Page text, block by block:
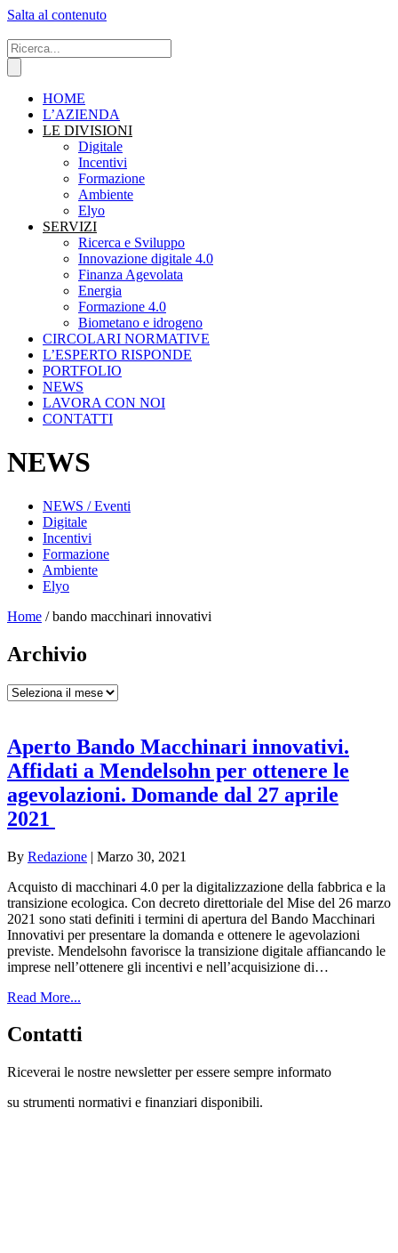
Salta al contenuto
HOME
L’AZIENDA
LE DIVISIONI
Digitale
Incentivi
Formazione
Ambiente
Elyo
SERVIZI
Ricerca e Sviluppo
Innovazione digitale 4.0
Finanza Agevolata
Energia
Formazione 4.0
Biometano e idrogeno
CIRCOLARI NORMATIVE
L’ESPERTO RISPONDE
PORTFOLIO
NEWS
LAVORA CON NOI
CONTATTI
NEWS
NEWS / Eventi
Digitale
Incentivi
Formazione
Ambiente
Elyo
Home /bando macchinari innovativi
Archivio
Archivio
Aperto Bando Macchinari innovativi.
Affidati a Mendelsohn per ottenere le
agevolazioni. Domande dal 27 aprile
2021
By Redazione | Marzo 30, 2021
Acquisto di macchinari 4.0 per la digitalizzazione della fabbrica e la
transizione ecologica. Con decreto direttoriale del Mise del 26 marzo
2021 sono stati definiti i termini di apertura del Bando Macchinari
Innovativi per presentare la domanda e ottenere le agevolazioni
previste. Mendelsohn favorisce la transizione digitale affiancando le
imprese nell’ottenere gli incentivi e nell’acquisizione di…
Read More...
Contatti
Riceverai le nostre newsletter per essere sempre informato
su strumenti normativi e finanziari disponibili.